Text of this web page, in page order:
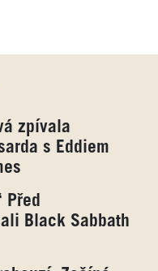
zpívala
s Eddiem
Před
Black Sabbath